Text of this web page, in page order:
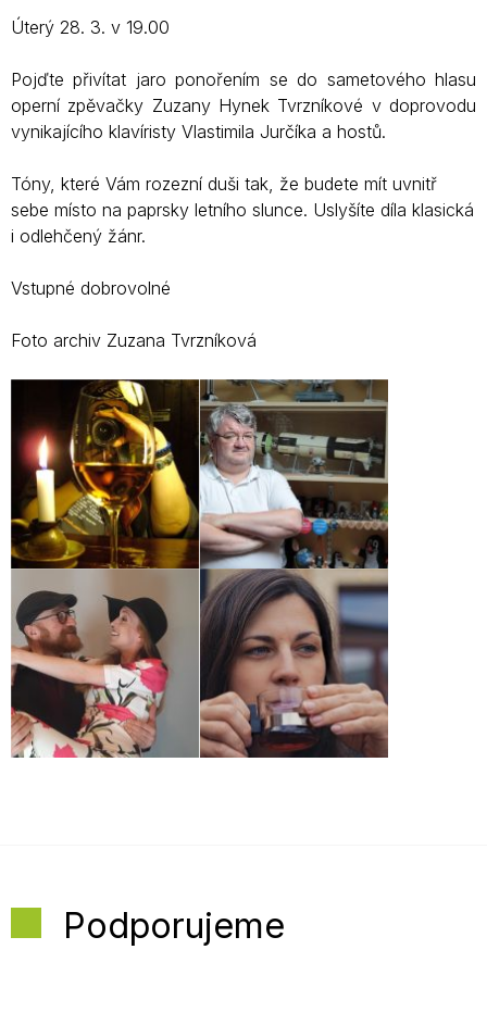
Úterý 28. 3. v 19.00
Pojďte přivítat jaro ponořením se do sametového hlasu
operní zpěvačky Zuzany Hynek Tvrzníkové v doprovodu
vynikajícího klavíristy Vlastimila Jurčíka a hostů.
Tóny, které Vám rozezní duši tak, že budete mít uvnitř
sebe místo na paprsky letního slunce. Uslyšíte díla klasická
i odlehčený žánr.
Vstupné dobrovolné
Foto archiv Zuzana Tvrzníková
Podporujeme